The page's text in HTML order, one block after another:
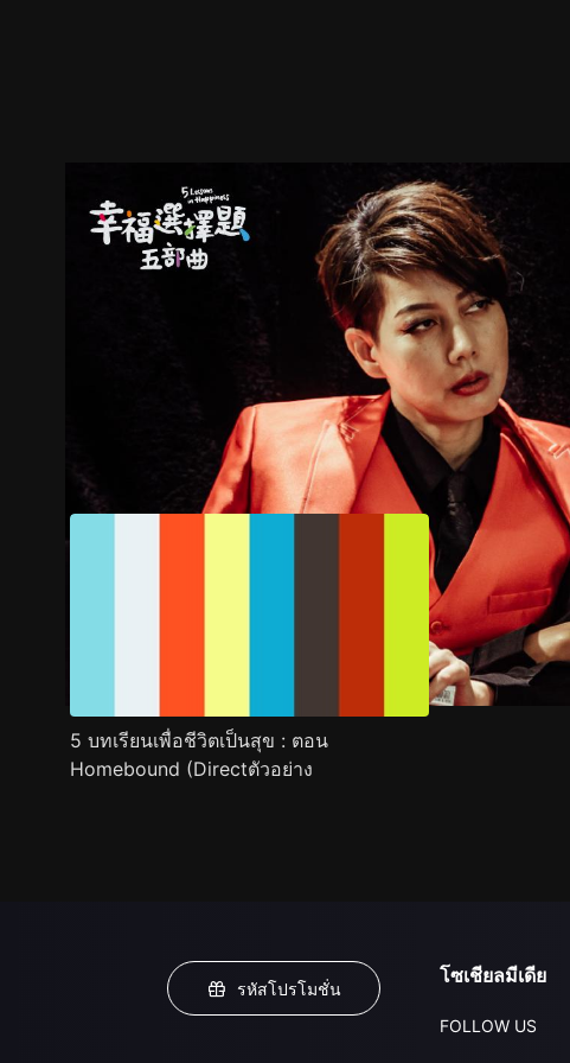
ภาพนิ่ง เนื้อหาที่แนะนำ รายละเอียด
5 บทเรียนเพื่อชีวิตเป็นสุข : ตอน
Homebound (Directตัวอย่าง
รหัสโปรโมชั่น
โซเชียลมีเดีย
FOLLOW US